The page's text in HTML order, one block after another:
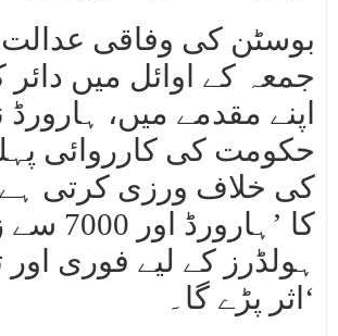
بوسٹن کی وفاقی
جمعہ کے اوائل میں دائر
اپنے مقدمے میں، ہارورڈ
حکومت کی کارروائی
کی خلاف ورزی کرتی
کا
ہولڈرز کے لیے فوری اور
اثر پڑے گا۔‘